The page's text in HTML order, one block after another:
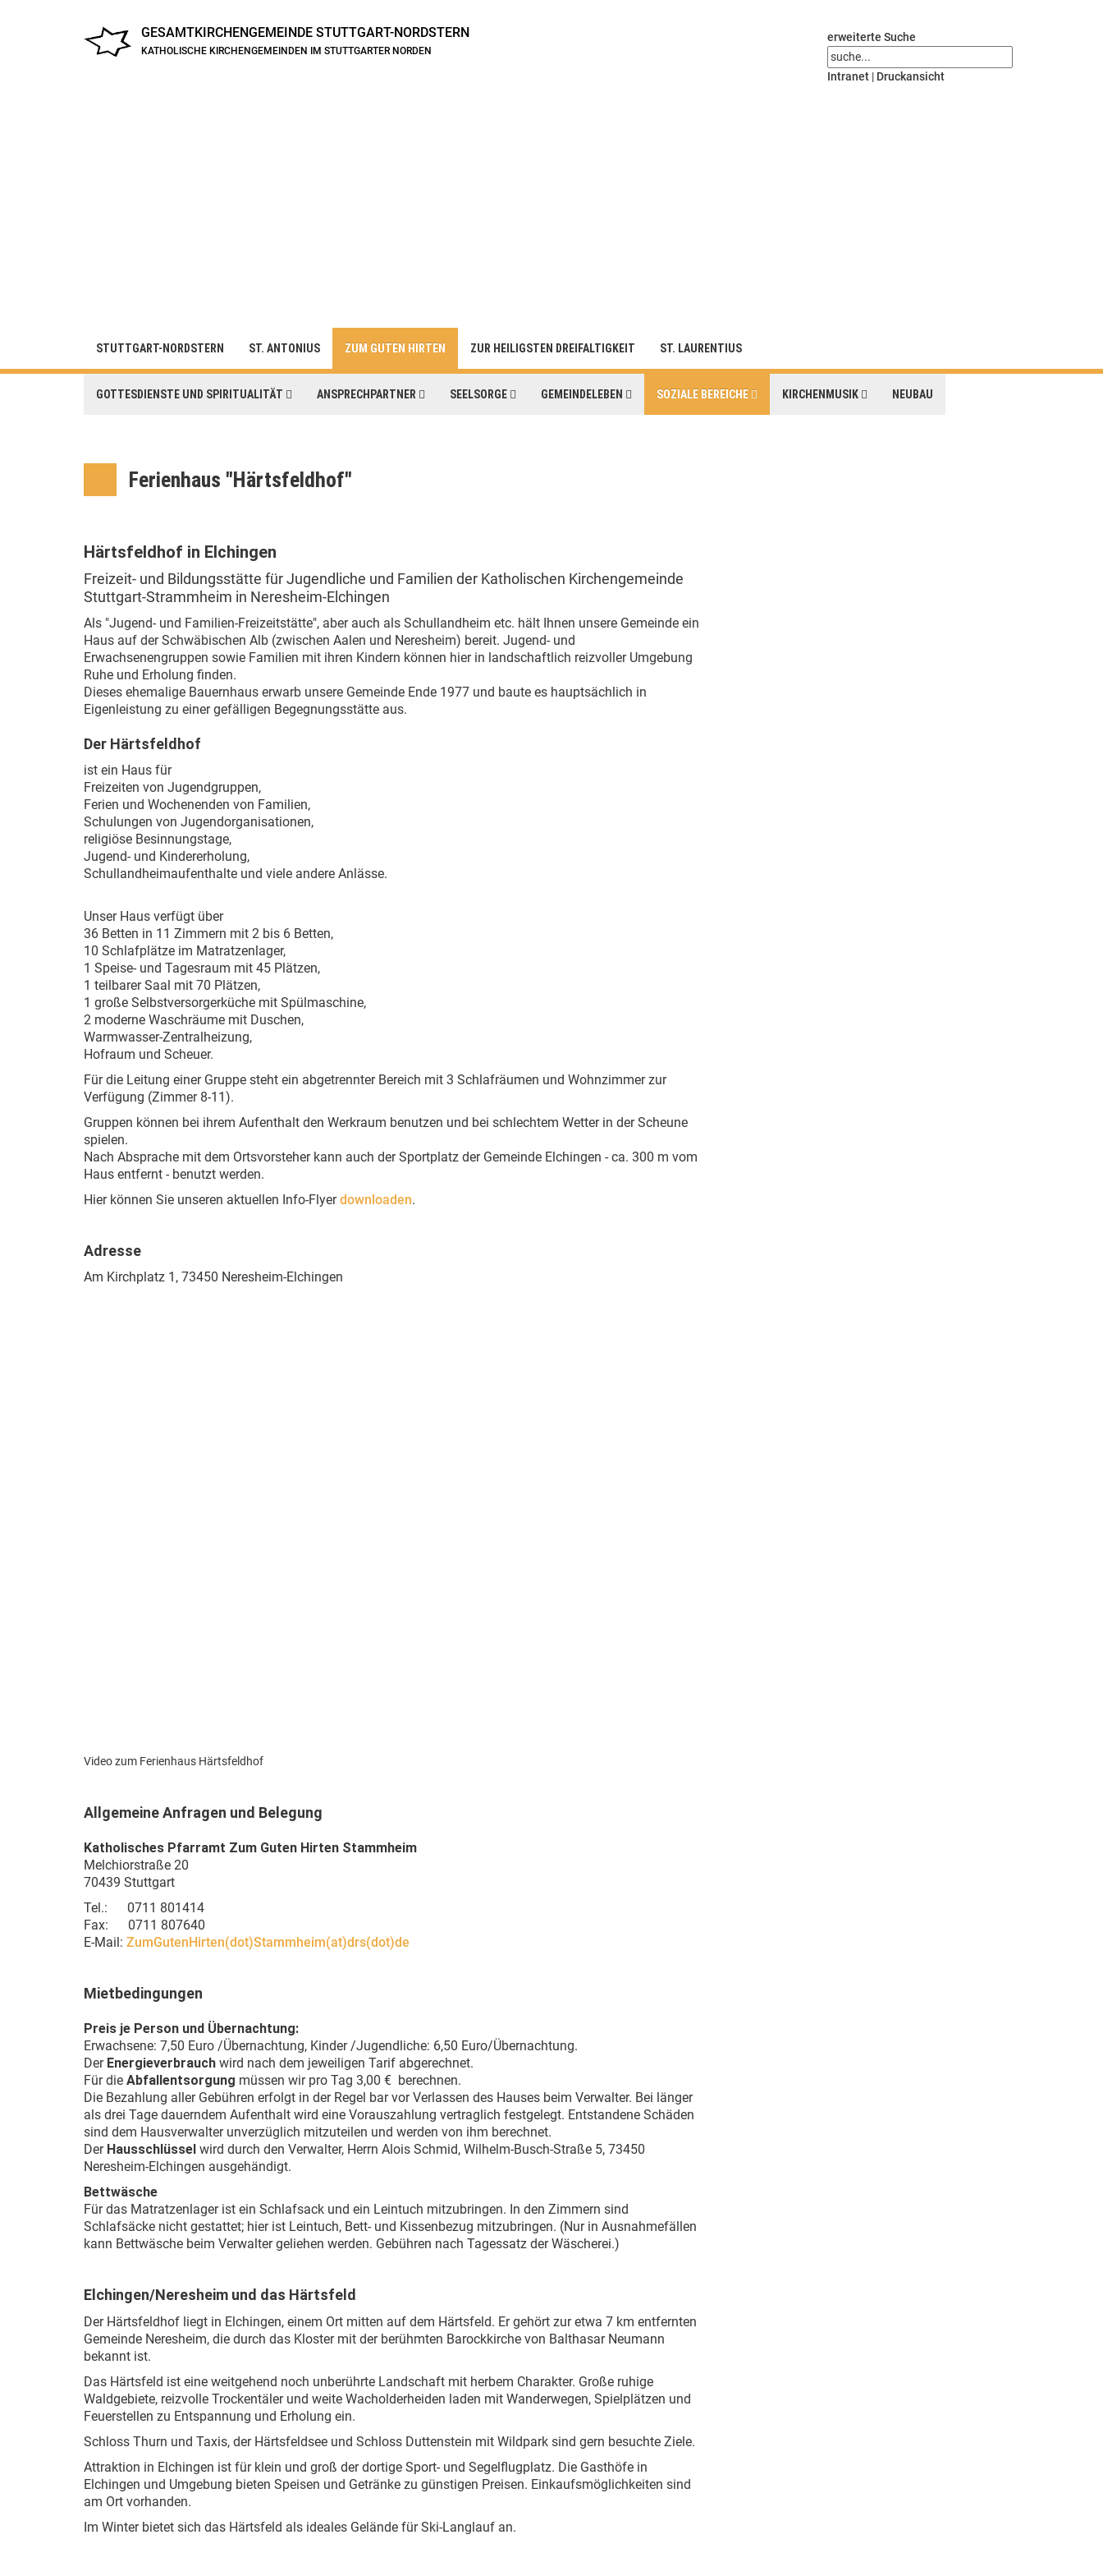
GESAMTKIRCHENGEMEINDE STUTTGART-NORDSTERN
KATHOLISCHE KIRCHENGEMEINDEN IM STUTTGARTER NORDEN
erweiterte Suche
Intranet | Druckansicht
STUTTGART-NORDSTERN ST. ANTONIUS ZUM GUTEN HIRTEN ZUR HEILIGSTEN DREIFALTIGKEIT ST. LAURENTIUS
GOTTESDIENSTE UND SPIRITUALITÄT ANSPRECHPARTNER SEELSORGE GEMEINDELEBEN SOZIALE BEREICHE KIRCHENMUSIK NEUBAU
Ferienhaus "Härtsfeldhof"
Härtsfeldhof in Elchingen
Freizeit- und Bildungsstätte für Jugendliche und Familien der Katholischen Kirchengemeinde
Stuttgart-Strammheim in Neresheim-Elchingen
Als "Jugend- und Familien-Freizeitstätte", aber auch als Schullandheim etc. hält Ihnen unsere Gemeinde ein
Haus auf der Schwäbischen Alb (zwischen Aalen und Neresheim) bereit. Jugend- und
Erwachsenengruppen sowie Familien mit ihren Kindern können hier in landschaftlich reizvoller Umgebung
Ruhe und Erholung finden.
Dieses ehemalige Bauernhaus erwarb unsere Gemeinde Ende 1977 und baute es hauptsächlich in
Eigenleistung zu einer gefälligen Begegnungsstätte aus.
Der Härtsfeldhof
ist ein Haus für
Freizeiten von Jugendgruppen,
Ferien und Wochenenden von Familien,
Schulungen von Jugendorganisationen,
religiöse Besinnungstage,
Jugend- und Kindererholung,
Schullandheimaufenthalte und viele andere Anlässe.
Unser Haus verfügt über
36 Betten in 11 Zimmern mit 2 bis 6 Betten,
10 Schlafplätze im Matratzenlager,
1 Speise- und Tagesraum mit 45 Plätzen,
1 teilbarer Saal mit 70 Plätzen,
1 große Selbstversorgerküche mit Spülmaschine,
2 moderne Waschräume mit Duschen,
Warmwasser-Zentralheizung,
Hofraum und Scheuer.
Für die Leitung einer Gruppe steht ein abgetrennter Bereich mit 3 Schlafräumen und Wohnzimmer zur
Verfügung (Zimmer 8-11).
Gruppen können bei ihrem Aufenthalt den Werkraum benutzen und bei schlechtem Wetter in der Scheune
spielen.
Nach Absprache mit dem Ortsvorsteher kann auch der Sportplatz der Gemeinde Elchingen - ca. 300 m vom
Haus entfernt - benutzt werden.
Hier können Sie unseren aktuellen Info-Flyerdownloaden.
Adresse
Am Kirchplatz 1, 73450 Neresheim-Elchingen
Video zum Ferienhaus Härtsfeldhof
Allgemeine Anfragen und Belegung
Katholisches Pfarramt Zum Guten Hirten Stammheim
Melchiorstraße 20
70439 Stuttgart
Tel.: 0711 801414
Fax: 0711 807640
E-Mail: ZumGutenHirten(dot)Stammheim(at)drs(dot)de
Mietbedingungen
Preis je Person und Übernachtung:
Erwachsene: 7,50 Euro /Übernachtung, Kinder /Jugendliche: 6,50 Euro/Übernachtung.
Der Energieverbrauch wird nach dem jeweiligen Tarif abgerechnet.
Für die Abfallentsorgung müssen wir pro Tag 3,00 € berechnen.
Die Bezahlung aller Gebühren erfolgt in der Regel bar vor Verlassen des Hauses beim Verwalter. Bei länger
als drei Tage dauerndem Aufenthalt wird eine Vorauszahlung vertraglich festgelegt. Entstandene Schäden
sind dem Hausverwalter unverzüglich mitzuteilen und werden von ihm berechnet.
Der Hausschlüssel wird durch den Verwalter, Herrn Alois Schmid, Wilhelm-Busch-Straße 5, 73450
Neresheim-Elchingen ausgehändigt.
Bettwäsche
Für das Matratzenlager ist ein Schlafsack und ein Leintuch mitzubringen. In den Zimmern sind
Schlafsäcke nicht gestattet; hier ist Leintuch, Bett- und Kissenbezug mitzubringen. (Nur in Ausnahmefällen
kann Bettwäsche beim Verwalter geliehen werden. Gebühren nach Tagessatz der Wäscherei.)
Elchingen/Neresheim und das Härtsfeld
Der Härtsfeldhof liegt in Elchingen, einem Ort mitten auf dem Härtsfeld. Er gehört zur etwa 7 km entfernten
Gemeinde Neresheim, die durch das Kloster mit der berühmten Barockkirche von Balthasar Neumann
bekannt ist.
Das Härtsfeld ist eine weitgehend noch unberührte Landschaft mit herbem Charakter. Große ruhige
Waldgebiete, reizvolle Trockentäler und weite Wacholderheiden laden mit Wanderwegen, Spielplätzen und
Feuerstellen zu Entspannung und Erholung ein.
Schloss Thurn und Taxis, der Härtsfeldsee und Schloss Duttenstein mit Wildpark sind gern besuchte Ziele.
Attraktion in Elchingen ist für klein und groß der dortige Sport- und Segelflugplatz. Die Gasthöfe in
Elchingen und Umgebung bieten Speisen und Getränke zu günstigen Preisen. Einkaufsmöglichkeiten sind
am Ort vorhanden.
Im Winter bietet sich das Härtsfeld als ideales Gelände für Ski-Langlauf an.